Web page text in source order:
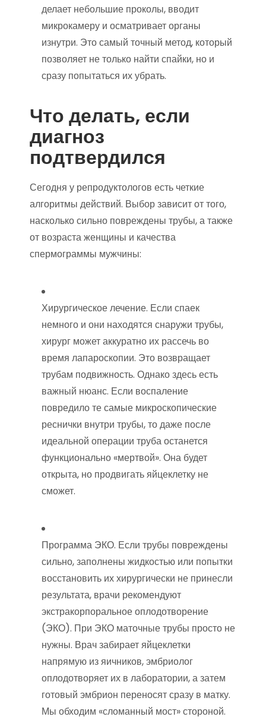
делает небольшие проколы, вводит
микрокамеру и осматривает органы
изнутри. Это самый точный метод, который
позволяет не только найти спайки, но и
сразу попытаться их убрать.
Что делать, если
диагноз
подтвердился
Сегодня у репродуктологов есть четкие
алгоритмы действий. Выбор зависит от того,
насколько сильно повреждены трубы, а также
от возраста женщины и качества
спермограммы мужчины:
Хирургическое лечение. Если спаек
немного и они находятся снаружи трубы,
хирург может аккуратно их рассечь во
время лапароскопии. Это возвращает
трубам подвижность. Однако здесь есть
важный нюанс. Если воспаление
повредило те самые микроскопические
реснички внутри трубы, то даже после
идеальной операции труба останется
функционально «мертвой». Она будет
открыта, но продвигать яйцеклетку не
сможет.
Программа ЭКО. Если трубы повреждены
сильно, заполнены жидкостью или попытки
восстановить их хирургически не принесли
результата, врачи рекомендуют
экстракорпоральное оплодотворение
(ЭКО). При ЭКО маточные трубы просто не
нужны. Врач забирает яйцеклетки
напрямую из яичников, эмбриолог
оплодотворяет их в лаборатории, а затем
готовый эмбрион переносят сразу в матку.
Мы обходим «сломанный мост» стороной.